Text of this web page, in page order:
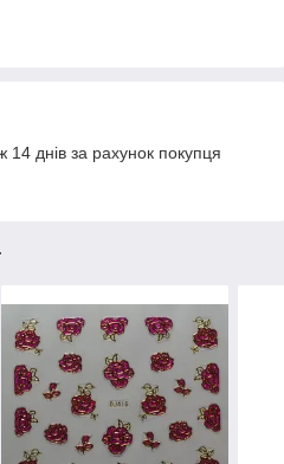
днів за рахунок покупця